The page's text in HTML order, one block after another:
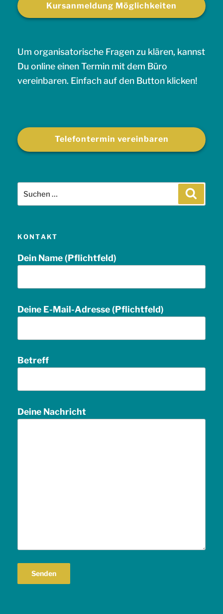
Kursanmeldung Möglichkeiten
Um organisatorische Fragen zu klären, kannst
Du online einen Termin mit dem Büro
vereinbaren. Einfach auf den Button klicken!
Telefontermin vereinbaren
Suche
nach:
KONTAKT
Dein Name (Pflichtfeld)
Deine E-Mail-Adresse (Pflichtfeld)
Betreff
Deine Nachricht